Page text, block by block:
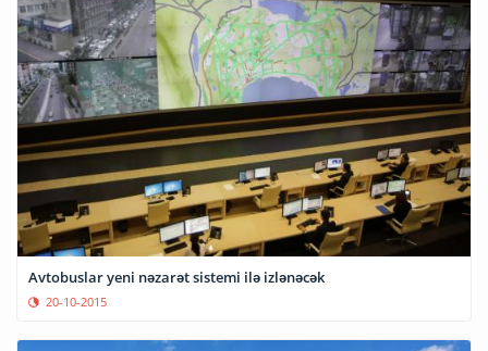
Avtobuslar yeni nəzarət sistemi ilə izlənəcək
20-10-2015